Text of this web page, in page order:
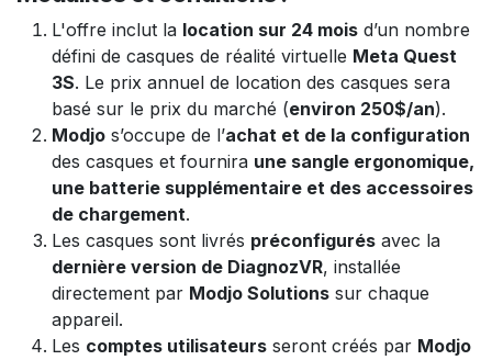
L'offre inclut la location sur 24 mois d’un nombre
défini de casques de réalité virtuelle Meta Quest
3S. Le prix annuel de location des casques sera
basé sur le prix du marché (environ 250$/an).
Modjo s’occupe de l’achat et de la configuration
des casques et fournira une sangle ergonomique,
une batterie supplémentaire et des accessoires
de chargement.
Les casques sont livrés préconfigurés avec la
dernière version de DiagnozVR, installée
directement par Modjo Solutions sur chaque
appareil.
Les comptes utilisateurs seront créés par Modjo